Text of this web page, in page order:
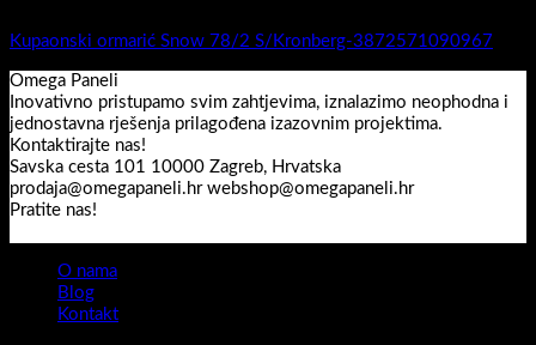
Kupaonski ormarić Snow 78/2 S/Kronberg-3872571090967
Omega Paneli
Inovativno pristupamo svim zahtjevima, iznalazimo neophodna i
jednostavna rješenja prilagođena izazovnim projektima.
Kontaktirajte nas!
Savska cesta 101 10000 Zagreb, Hrvatska
prodaja@omegapaneli.hr webshop@omegapaneli.hr
Pratite nas!
O nama
Blog
Kontakt